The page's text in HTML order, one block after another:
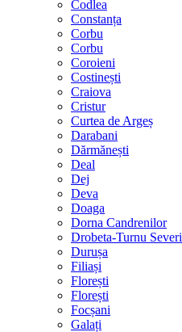
Codlea
Constanța
Corbu
Corbu
Coroieni
Costinești
Craiova
Cristur
Curtea de Argeș
Darabani
Dărmănești
Deal
Dej
Deva
Doaga
Dorna Candrenilor
Drobeta-Turnu
Durușa
Filiași
Florești
Florești
Focșani
Galați